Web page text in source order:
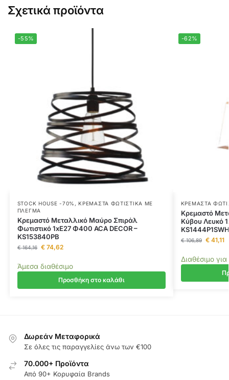
Σχετικά προϊόντα
-55%
STOCK HOUSE -70% ,ΚΡΕΜΑΣΤΆ ΦΩΤΙΣΤΙΚΆ ΜΕ
ΠΛΈΓΜΑ
Κρεμαστό Μεταλλικό Μαύρο Σπιράλ
Φωτιστικό 1xE27 Φ400 ACA DECOR –
KS153840PB
€164,16 €74,62
Άμεσα διαθέσιμο
Προσθήκη στο καλάθι
-62%
ΚΡΕΜΑΣΤΆ
Κρεμαστό
Κύβου Λευκό
KS1444P1SWH
€106,89 €41,11
Διαθέσιμο
Δωρεάν Μεταφορικά
Σε όλες τις παραγγελίες άνω των €100
70.000+ Προϊόντα
Από 90+ Κορυφαία Brands